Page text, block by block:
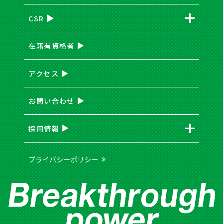
プライバシーポリシー
CSR
在籍有資格者
アクセス
お問い合わせ
採用情報